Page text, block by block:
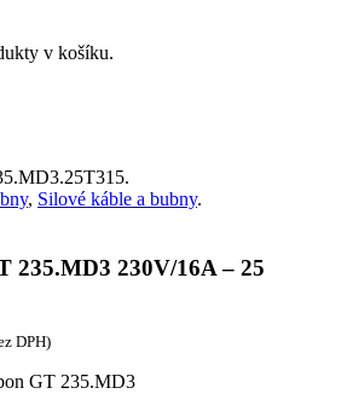
v košíku.
.
, Silové káble a bubny.
235.MD3 230V/16A – 25
DPH)
GT 235.MD3